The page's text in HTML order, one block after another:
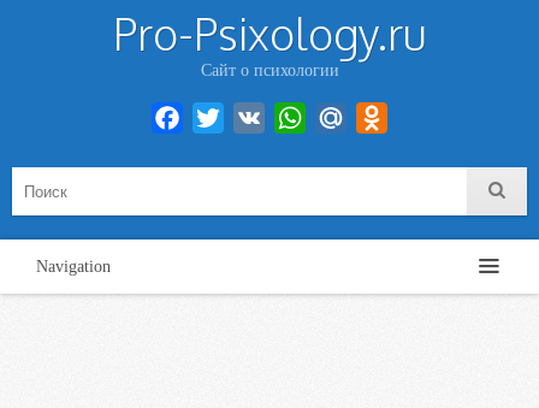
Pro-Psixology.ru
Сайт о психологии
Facebook
Twitter VK WhatsAppMail.Ru
Navigation